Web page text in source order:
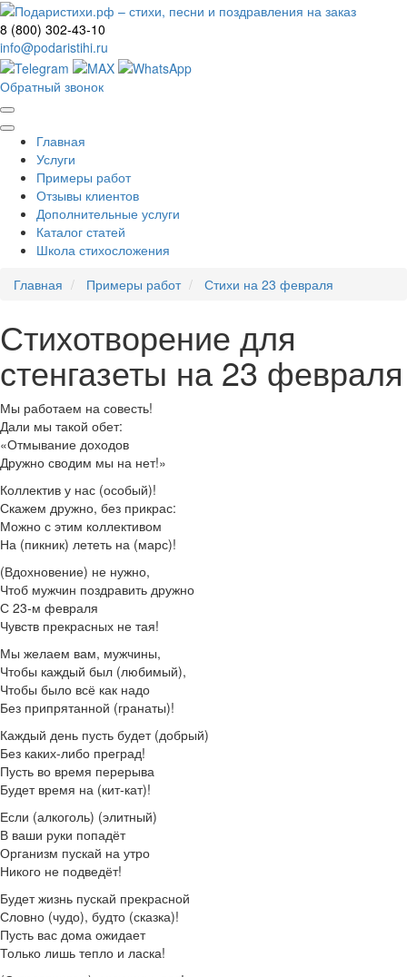
8 (800) 302-43-10
info@podaristihi.ru
Обратный звонок
Главная
Услуги
Примеры работ
Отзывы клиентов
Дополнительные услуги
Каталог статей
Школа стихосложения
Главная
Примеры работ Стихи на 23 февраля
Стихотворение для
стенгазеты на 23 февраля
Мы работаем на совесть!
Дали мы такой обет:
«Отмывание доходов
Дружно сводим мы на нет!»
Коллектив у нас (особый)!
Скажем дружно, без прикрас:
Можно с этим коллективом
На (пикник) лететь на (марс)!
(Вдохновение) не нужно,
Чтоб мужчин поздравить дружно
С 23-м февраля
Чувств прекрасных не тая!
Мы желаем вам, мужчины,
Чтобы каждый был (любимый),
Чтобы было всё как надо
Без припрятанной (гранаты)!
Каждый день пусть будет (добрый)
Без каких-либо преград!
Пусть во время перерыва
Будет время на (кит-кат)!
Если (алкоголь) (элитный)
В ваши руки попадёт
Организм пускай на утро
Никого не подведёт!
Будет жизнь пускай прекрасной
Словно (чудо), будто (сказка)!
Пусть вас дома ожидает
Только лишь тепло и ласка!